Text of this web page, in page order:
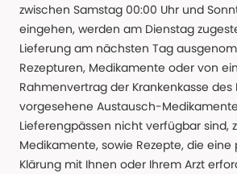
zwischen Samstag 00:00 Uhr und
eingehen, werden am Dienstag
Lieferung am nächsten Tag
Rezepturen, Medikamente oder von
Rahmenvertrag der Krankenkasse des
vorgesehene Austausch-
Lieferengpässen nicht verfügbar sind,
Medikamente, sowie Rezepte, die
Klärung mit Ihnen oder Ihrem Arzt